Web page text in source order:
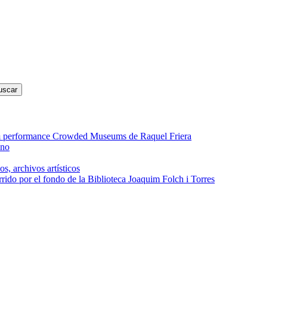
Crowded Museums de Raquel Friera
archivos artísticos
por el fondo de la Biblioteca Joaquim Folch i Torres